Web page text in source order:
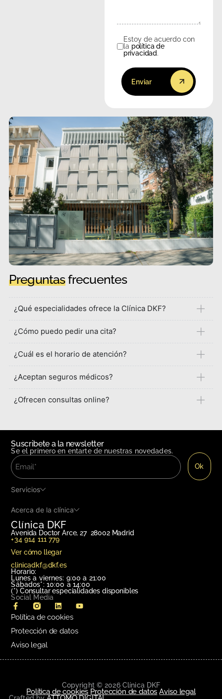
Consentimiento
Estoy de acuerdo con
la política de
privacidad.
Enviar
Preguntasfrecuentes
¿Qué especialidades ofrece la Clínica DKF?
¿Cómo puedo pedir una cita?
¿Cuál es el horario de atención?
¿Aceptan seguros médicos?
¿Ofrecen consultas online?
Clínica DKF
Avenida Doctor Arce, 27 28002 Madrid
+34 914 111 779
Ver cómo llegar
clinicadkf@dkf.es
Horario:
Lunes a viernes: 9:00 a 21:00
Sábados*: 10:00 a 14:00
(*) Consultar especialidades disponibles
Social Media
Suscribete a la newsletter
Se el primero en entarte de nuestras novedades.
Servicios
Acerca de la clínica
Política de cookies
Protección de datos
Aviso legal
Copyright © 2026 Clínica DKF
Política de cookies Protección de datos Aviso legal